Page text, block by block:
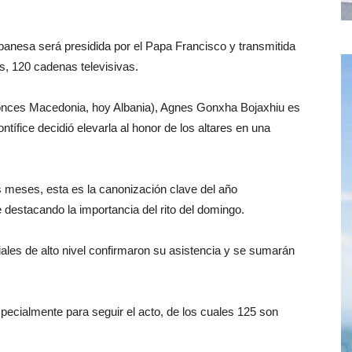
será presidida por el Papa Francisco y transmitida
120 cadenas televisivas.
Macedonia, hoy Albania), Agnes Gonxha Bojaxhiu es
decidió elevarla al honor de los altares en una
esta es la canonización clave del año
la importancia del rito del domingo.
de alto nivel confirmaron su asistencia y se sumarán
para seguir el acto, de los cuales 125 son